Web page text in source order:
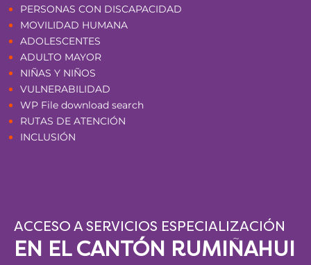
PERSONAS CON DISCAPACIDAD
MOVILIDAD HUMANA
ADOLESCENTES
ADULTO MAYOR
NIÑAS Y NIÑOS
VULNERABILIDAD
WP File download search
RUTAS DE ATENCIÓN
INCLUSIÓN
ACCESO A SERVICIOS ESPECIALIZACIÓN
EN EL CANTÓN RUMIÑAHUI